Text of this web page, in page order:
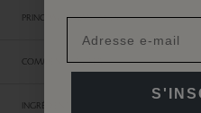
PRINCIPAUX AVANTAGES
COMMENT UTILISER
INGRÉDIENTS